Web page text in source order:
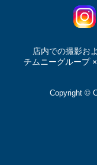
店内での撮影お
チムニーグループ
Copyright ©